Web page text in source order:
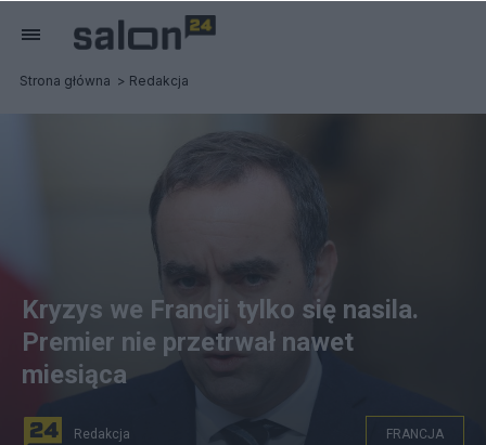
Strona główna Redakcja
Kryzys we Francji tylko się nasila.
Premier nie przetrwał nawet
miesiąca
Redakcja FRANCJA